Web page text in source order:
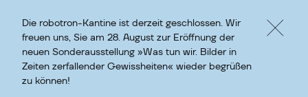
Die robotron-Kantine ist derzeit geschlossen. Wir
freuen uns, Sie am 28. August zur Eröffnung der
neuen Sonderausstellung »Was tun wir. Bilder in
Zeiten zerfallender Gewissheiten« wieder begrüßen
zu können!